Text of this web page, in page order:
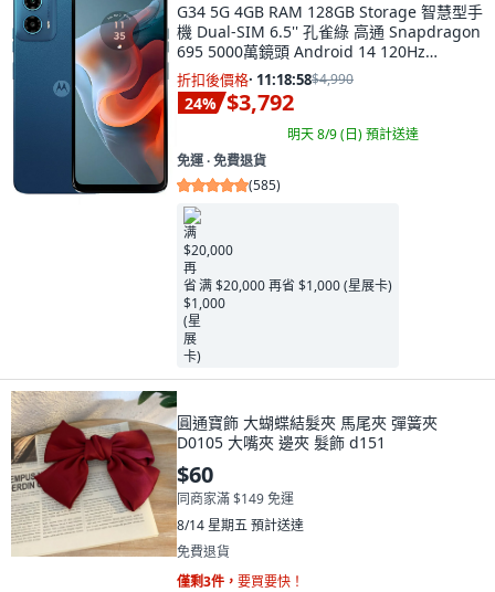
G34 5G 4GB RAM 128GB Storage 智慧型手
機 Dual-SIM 6.5'' 孔雀綠 高通 Snapdragon
695 5000萬鏡頭 Android 14 120Hz
5000mAh 18W 179g
折扣後價格· 11:18:57$4,990
24% $3,792
明天 8/9 (日)預計送達
免運 ∙ 免費退貨
(585)
满 $20,000 再省 $1,000 (星展卡)
圓通寶飾 大蝴蝶結髮夾 馬尾夾 彈簧夾
D0105 大嘴夾 邊夾 髮飾 d151
$60
同商家滿 $149 免運
8/14 星期五預計送達
免費退貨
僅剩3件， 要買要快！